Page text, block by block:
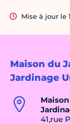
Maison du
Jardinage
41,rue
Mise à jour le